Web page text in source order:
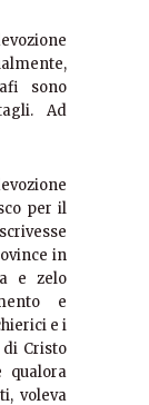
sono
Ad
per il
in
e zelo
e
e i
di Cristo
qualora
voleva